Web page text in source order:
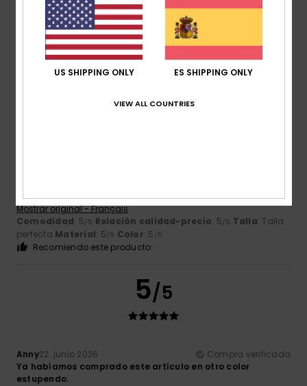
Color
5/5
Mostrar original - Français
Comodidad: 5/5 Relación calidad-precio: 5/5 Talla: Talla
perfecta Material: 5/5 Color: 5 /5
Recomiendo este producto
5/5
Anny22. junio 2026
Compra verificada
Ya habíamos comprado este artículo en otro color
estupendo.
US SHIPPING ONLY ES SHIPPING ONLY
VIEW ALL COUNTRIES